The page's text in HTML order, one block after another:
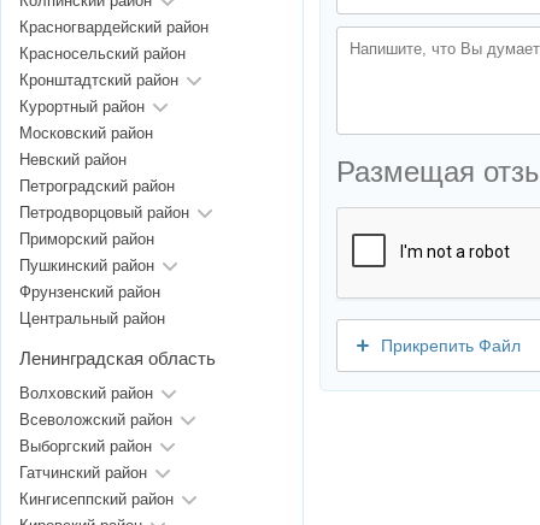
Размещая
Прикрепить Файл
Красногвардейский район
Красносельский район
Кронштадтский район
Курортный район
Московский район
Невский район
Петроградский район
Петродворцовый район
Приморский район
Пушкинский район
Фрунзенский район
Центральный район
Ленинградская область
Волховский район
Всеволожский район
Выборгский район
Гатчинский район
Кингисеппский район